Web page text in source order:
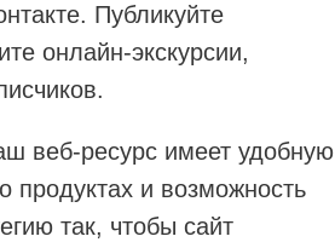
Публикуйте
онлайн-экскурсии,
веб-ресурс имеет удобную
и возможность
так, чтобы сайт